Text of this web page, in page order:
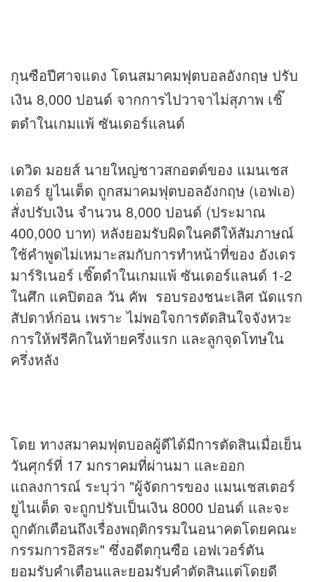
กุนซือปีศาจแดง โดนสมาคมฟุตบอลอังกฤษ ปรับ
เงิน 8,000 ปอนด์ จากการไปวาจาไม่สุภาพ เชิ๊
ตดำในเกมแพ้ ซันเดอร์แลนด์
เดวิด มอยส์ นายใหญ่ชาวสกอตต์ของ แมนเชส
เตอร์ ยูไนเต็ด ถูกสมาคมฟุตบอลอังกฤษ (เอฟเอ)
สั่งปรับเงิน จำนวน 8,000 ปอนด์ (ประมาณ
400,000 บาท) หลังยอมรับผิดในคดีให้สัมภาษณ์
ใช้คำพูดไม่เหมาะสมกับการทำหน้าที่ของ อังเดร
มาร์ริเนอร์ เชิ๊ตดำในเกมแพ้ ซันเดอร์แลนด์ 1-2
ในศึก แคปิตอล วัน คัพ รอบรองชนะเลิศ นัดแรก
สัปดาห์ก่อน เพราะ ไม่พอใจการตัดสินใจจังหวะ
การให้ฟรีคิกในท้ายครึ่งแรก และลูกจุดโทษใน
ครึ่งหลัง
โดย ทางสมาคมฟุตบอลผู้ดีได้มีการตัดสินเมื่อเย็น
วันศุกร์ที่ 17 มกราคมที่ผ่านมา และออก
แถลงการณ์ ระบุว่า "ผู้จัดการของ แมนเชสเตอร์
ยูไนเต็ด จะถูกปรับเป็นเงิน 8000 ปอนด์ และจะ
ถูกตักเตือนถึงเรื่องพฤติกรรมในอนาคตโดยคณะ
กรรมการอิสระ" ซึ่งอดีตกุนซือ เอฟเวอร์ตัน
ยอมรับคำเตือนและยอมรับคำตัดสินแต่โดยดี